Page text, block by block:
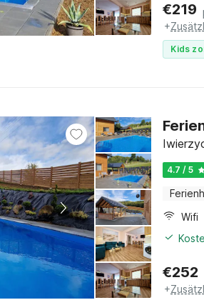
€219
+
Kids
4.7 / 5
Wifi
€252
+